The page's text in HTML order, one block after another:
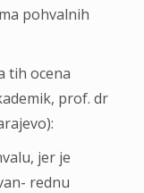
pohvalnih
tih ocena
prof. dr
jer je
rednu